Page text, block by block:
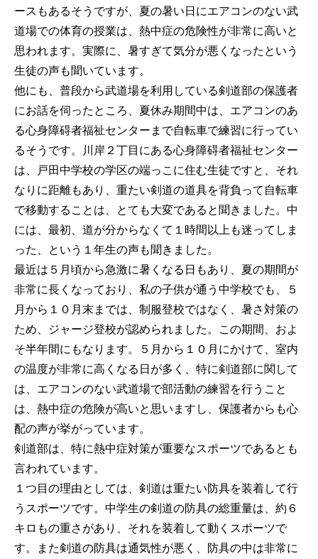
ースもあるそうですが、夏の暑い日にエアコンのない武
道場での体育の授業は、熱中症の危険性が非常に高いと
思われます。実際に、暑すぎて気分が悪くなったという
生徒の声も聞いています。
他にも、普段から武道場を利用している剣道部の保護者
にお話を伺ったところ、夏休み期間中は、エアコンのあ
る心身障碍者福祉センターまで自転車で練習に行ってい
るそうです。川岸２丁目にある心身障碍者福祉センター
は、戸田中学校の学区の端っこに住む生徒ですと、それ
なりに距離もあり、重たい剣道の道具を背負って自転車
で移動することは、とても大変であると聞きました。中
には、最初、道が分からなくて１時間以上も迷ってしま
った、という１年生の声も聞きました。
最近は５月頃から急激に暑くなる日もあり、夏の期間が
非常に長くなっており、私の子供が通う中学校でも、５
月から１０月末までは、制服登校ではなく、暑さ対策の
ため、ジャージ登校が認められました。この期間、およ
そ半年間にもなります。５月から１０月にかけて、室内
の温度が非常に高くなる日が多く、特に剣道部に関して
は、エアコンのない武道場で部活動の練習を行うこと
は、熱中症の危険が高いと思いますし、保護者からも心
配の声が挙がっています。
剣道部は、特に熱中症対策が重要なスポーツであるとも
言われています。
１つ目の理由としては、剣道は重たい防具を装着して行
うスポーツです。中学生の剣道の防具の総重量は、約６
キロもの重さがあり、それを装着して動くスポーツで
す。また剣道の防具は通気性が悪く、防具の中は非常に